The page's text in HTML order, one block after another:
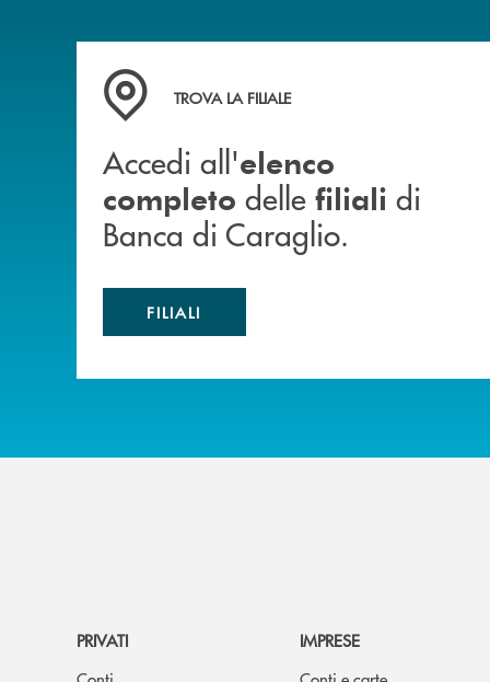
Accedi all' elenco completo delle filiali di
TROVA LA FILIALE
Accedi all'elenco
completo delle filiali di
Banca di Caraglio.
FILIALI
PRIVATI
IMPRESE